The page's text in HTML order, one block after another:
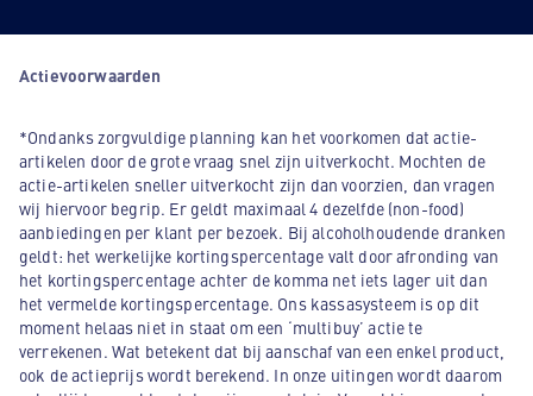
Actievoorwaarden
*Ondanks zorgvuldige planning kan het voorkomen dat actie-
artikelen door de grote vraag snel zijn uitverkocht. Mochten de
actie-artikelen sneller uitverkocht zijn dan voorzien, dan vragen
wij hiervoor begrip. Er geldt maximaal 4 dezelfde (non-food)
aanbiedingen per klant per bezoek. Bij alcoholhoudende dranken
geldt: het werkelijke kortingspercentage valt door afronding van
het kortingspercentage achter de komma net iets lager uit dan
het vermelde kortingspercentage. Ons kassasysteem is op dit
moment helaas niet in staat om een ‘multibuy’ actie te
verrekenen. Wat betekent dat bij aanschaf van een enkel product,
ook de actieprijs wordt berekend. In onze uitingen wordt daarom